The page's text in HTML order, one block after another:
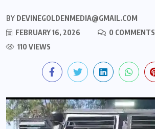
BY DEVINEGOLDENMEDIA@GMAIL.COM
FEBRUARY 16, 2026
0 COMMENTS
110 VIEWS